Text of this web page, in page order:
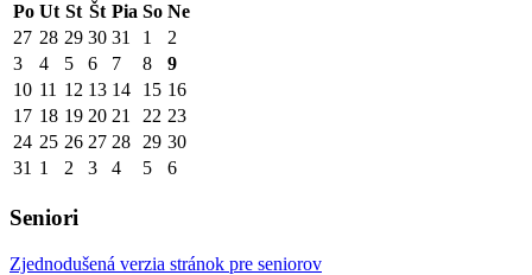
Po Ut St Št Pia So Ne
27 28 29 30 31 1
2
3
4 5 6 7 8
9
10 11 12 13 14 15 16
17 18 19 20 21 22 23
24 25 26 27 28 29 30
31 1 2 3 4 5 6
Seniori
Zjednodušená verzia stránok pre seniorov